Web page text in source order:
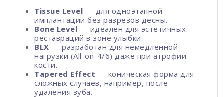
Tissue Level — для одноэтапной
имплантации без разрезов десны.
Bone Level — идеален для эстетичных
реставраций в зоне улыбки.
BLX — разработан для немедленной
нагрузки (All-on-4/6) даже при атрофии
кости.
Tapered Effect — коническая форма для
сложных случаев, например, после
удаления зуба.